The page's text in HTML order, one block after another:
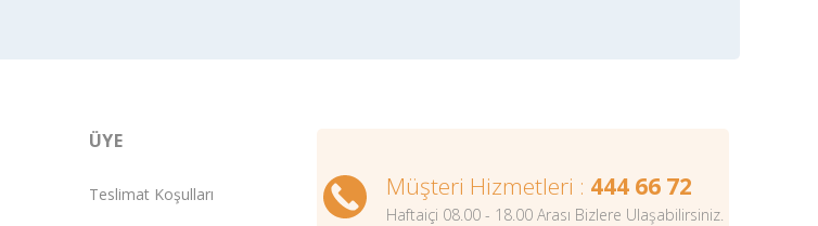
ÜYE
Teslimat Koşulları Müşteri Hizmetleri : 444 66 72
Haftaiçi 08.00 - 18.00 Arası Bizlere Ulaşabilirsiniz.